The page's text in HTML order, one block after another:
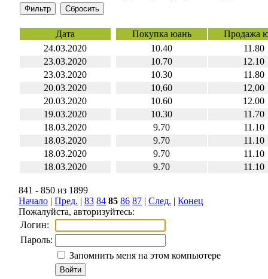
Дата Покупка юань
Продажа
24.03.2020
10.40
11.80
23.03.2020
10.70
12.10
23.03.2020
10.30
11.80
20.03.2020
10,60
12,00
20.03.2020
10.60
12.00
19.03.2020
10.30
11.70
18.03.2020
9.70
11.10
18.03.2020
9.70
11.10
18.03.2020
9.70
11.10
18.03.2020
9.70 11.10
841 - 850 из 1899
Начало | Пред. | 83 84 85 86 87 | След. | Конец
Пожалуйста, авторизуйтесь:
Логин:
Пароль:
Запомнить меня на этом компьютере